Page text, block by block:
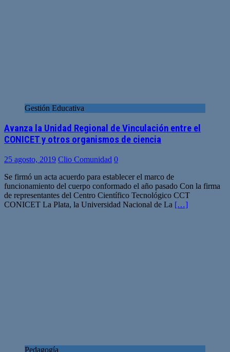
Gestión Educativa
Avanza la Unidad Regional de Vinculación entre el
CONICET y otros organismos de ciencia
25 agosto, 2019 Clio Comunidad 0
Se firmó un acta acuerdo para establecer el marco de
funcionamiento del cuerpo conformado el año pasado Con la firma
de representantes del Centro Científico Tecnológico CCT
CONICET La Plata, la Universidad Nacional de La […]
Pedagogía